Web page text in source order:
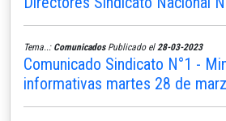
Tema..: ComunicadosPublicado el 28-03-2023
Comunicado Sindicato N°1 -
informativas martes 28 de